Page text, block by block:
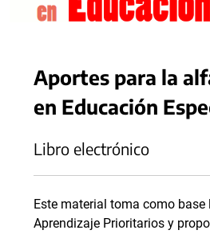
Aportes para la
en Educación
Libro electrónico
Este material toma como base
Aprendizaje Prioritarios y